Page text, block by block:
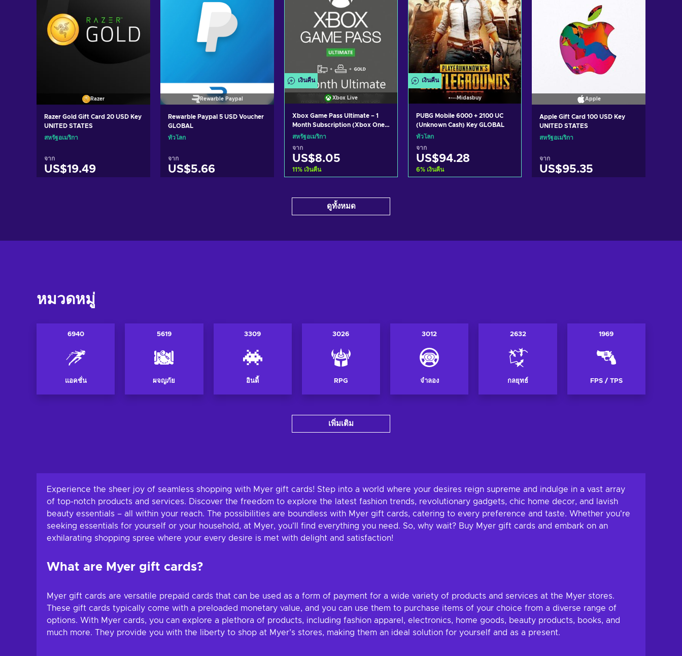
Razer
Razer Gold Gift Card 20 USD Key
UNITED STATES
สหรัฐอเมริกา
จาก
US$19.49
Rewarble Paypal
Rewarble Paypal 5 USD Voucher
GLOBAL
ทั่วโลก
จาก
US$5.66
เงินคืน
Xbox Live
Xbox Game Pass Ultimate – 1
Month Subscription (Xbox One/
Windows 10) non-stackable
สหรัฐอเมริกา
จาก
US$8.05
11% เงินคืน
ดูข้อเสนอ
เงินคืน
Midasbuy
PUBG Mobile 6000 + 2100 UC
(Unknown Cash) Key GLOBAL
ทั่วโลก
จาก
US$94.28
6% เงินคืน
Apple
Apple Gift Card 100 USD Key
UNITED STATES
สหรัฐอเมริกา
จาก
US$95.35
ดูทั้งหมด
หมวดหมู่
6940
แอคชั่น
5619
ผจญภัย
3309
อินดี้
3026
RPG
3012
จำลอง
2632
กลยุทธ์
1969
FPS / TPS
เพิ่มเติม
Experience the sheer joy of seamless shopping with Myer gift cards! Step into a world where your desires reign supreme and indulge in a vast array
of top-notch products and services. Discover the freedom to explore the latest fashion trends, revolutionary gadgets, chic home decor, and lavish
beauty essentials – all within your reach. The possibilities are boundless with Myer gift cards, catering to every preference and taste. Whether you're
seeking essentials for yourself or your household, at Myer, you'll find everything you need. So, why wait? Buy Myer gift cards and embark on an
exhilarating shopping spree where your every desire is met with delight and satisfaction!
What are Myer gift cards?
Myer gift cards are versatile prepaid cards that can be used as a form of payment for a wide variety of products and services at the Myer stores.
These gift cards typically come with a preloaded monetary value, and you can use them to purchase items of your choice from a diverse range of
options. With Myer cards, you can explore a plethora of products, including fashion apparel, electronics, home goods, beauty products, books, and
much more. They provide you with the liberty to shop at Myer’s stores, making them an ideal solution for yourself and as a present.